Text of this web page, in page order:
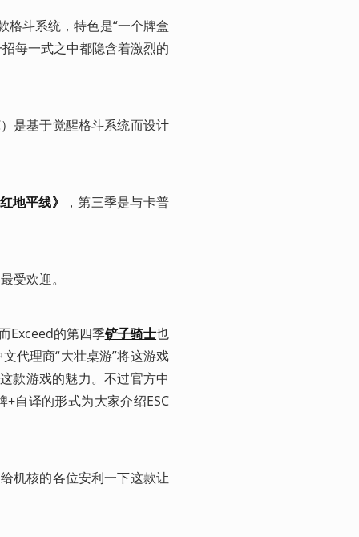
格斗系统，特色是“一个牌盒
每一式之中都隐含着激烈的
是基于觉醒格斗系统而设计
地平线》 ，第三季是与卡普
受欢迎。
Exceed的第四季铲子骑士也
代理商“大壮桌游”将这游戏
款游戏的魅力。不过官方中
自译的形式为大家介绍ESC
机核的各位安利一下这款让